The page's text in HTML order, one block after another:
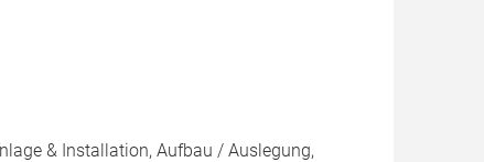
& Installation, Aufbau / Auslegung,